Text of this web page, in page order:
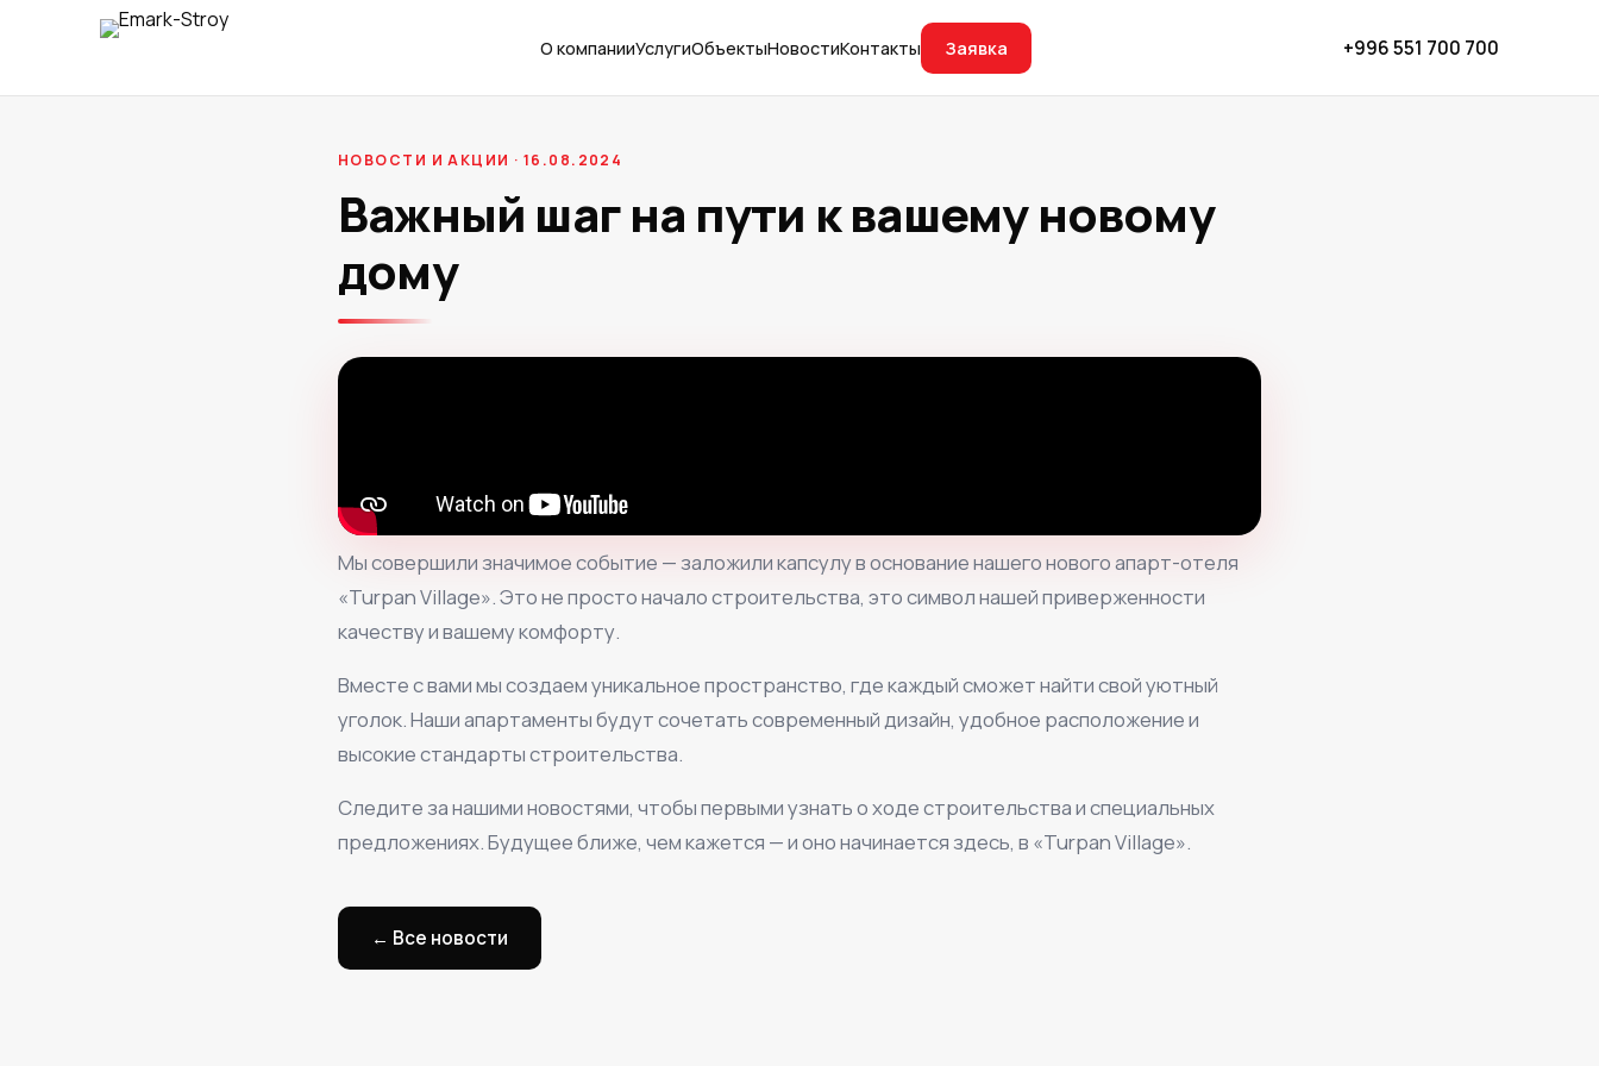
О компанииУслугиОбъектыНовостиКонтакты Заявка +996 551 700 700
НОВОСТИ И АКЦИИ · 16.08.2024
Важный шаг на пути к вашему новому
дому
Мы совершили значимое событие — заложили капсулу в основание нашего нового апарт-отеля
«Turpan Village». Это не просто начало строительства, это символ нашей приверженности
качеству и вашему комфорту.
Вместе с вами мы создаем уникальное пространство, где каждый сможет найти свой уютный
уголок. Наши апартаменты будут сочетать современный дизайн, удобное расположение и
высокие стандарты строительства.
Следите за нашими новостями, чтобы первыми узнать о ходе строительства и специальных
предложениях. Будущее ближе, чем кажется — и оно начинается здесь, в «Turpan Village».
← Все новости